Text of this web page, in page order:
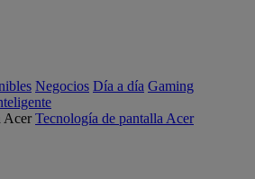
Negocios Día a día Gaming
Tecnología de pantalla Acer